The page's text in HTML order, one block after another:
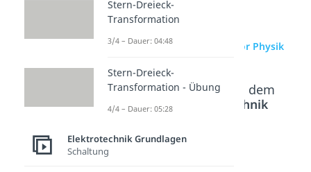
zur Videoseite: Generator Physik
Beliebte Inhalte aus dem
Bereich
Elektrotechnik
Stern-Dreieck-
Transformation
3/4 – Dauer: 04:48
Stern-Dreieck-
Transformation - Übung
4/4 – Dauer: 05:28
Elektrotechnik Grundlagen
Schaltung